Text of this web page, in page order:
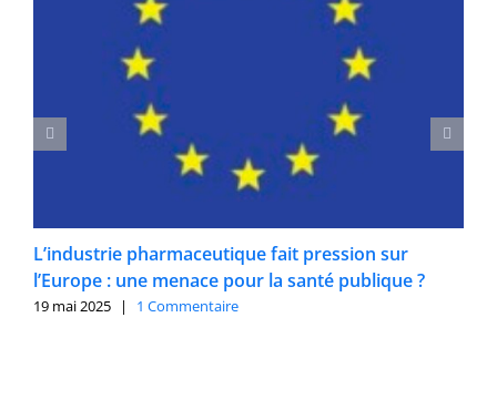
L’industrie pharmaceutique fait pression sur
l’Europe : une menace pour la santé publique ?
19 mai 2025 | 1 Commentaire